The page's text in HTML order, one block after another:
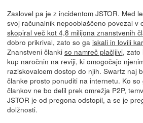
Zaslovel pa je z incidentom JSTOR. Med
svoj računalnik nepooblaščeno povezal v
skopiral več kot 4,8 milijona znanstvenih
dobro prikrival, zato so ga iskali in lovili
Znanstveni članki so namreč plačljivi, zato
kup naročnin na reviji, ki omogočajo
raziskovalcem dostop do njih. Swartz naj
članke prosto ponuditi na internetu. Ko
člankov ne bo delil prek omrežja P2P,
JSTOR je od pregona odstopil, a se je
dolžnosti.